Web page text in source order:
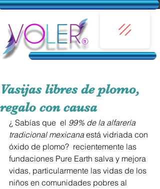
Vasijas libres de plomo,
regalo con causa
¿ Sabías que  el 99% de la alfarería
tradicional mexicana está vidriada con
óxido de plomo?  recientemente las
fundaciones Pure Earth salva y mejora
vidas, particularmente las vidas de los
niños en comunidades pobres al